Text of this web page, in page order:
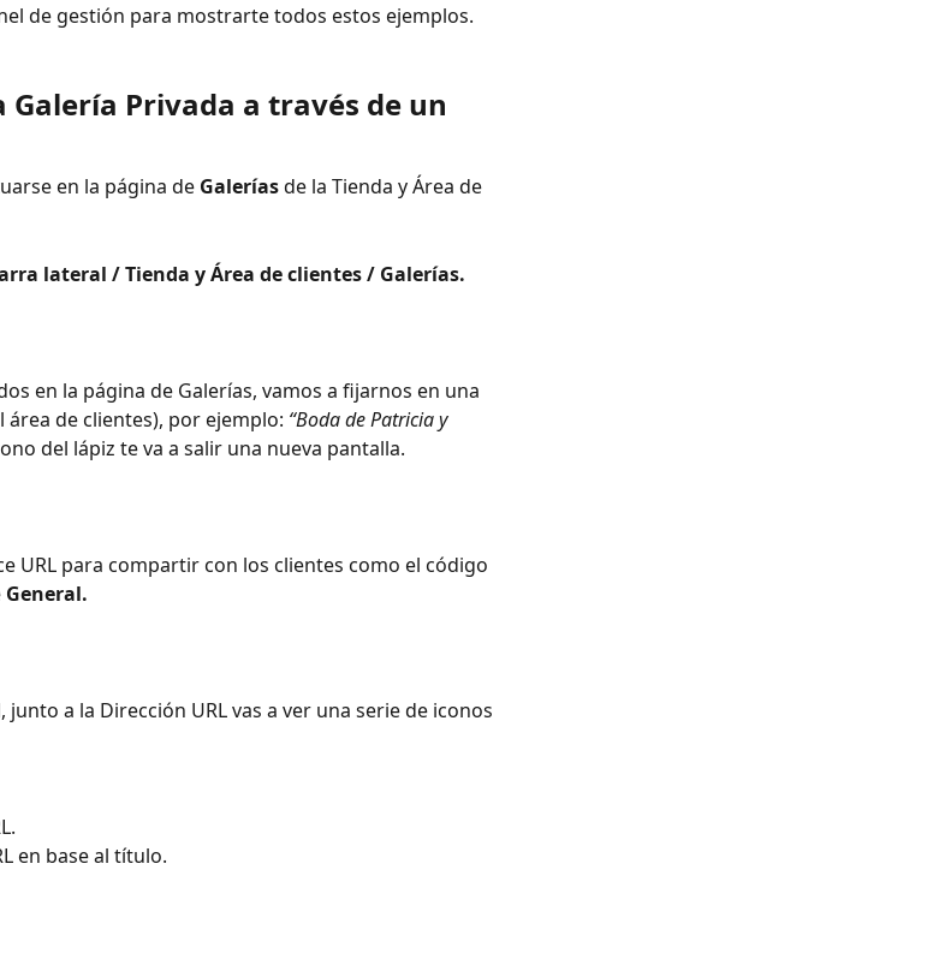
de gestión para mostrarte todos estos ejemplos.
Privada a través de un
en la página de Galerías de la Tienda y Área de
lateral / Tienda y Área de clientes / Galerías.
en la página de Galerías, vamos a fijarnos en una
de clientes), por ejemplo: “Boda de Patricia y
del lápiz te va a salir una nueva pantalla.
URL para compartir con los clientes como el código
General.
junto a la Dirección URL vas a ver una serie de iconos
en base al título.